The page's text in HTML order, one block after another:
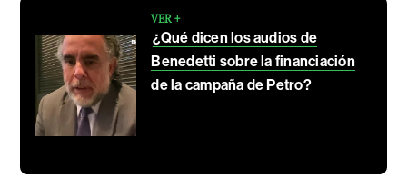
VER +
¿Qué dicen los audios de
Benedetti sobre la financiación
de la campaña de Petro?